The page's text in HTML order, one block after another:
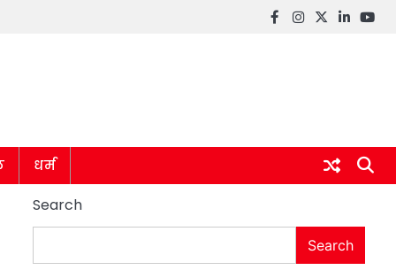
Facebook
instagram
twitter
linkedin
धर्म
Search
Search